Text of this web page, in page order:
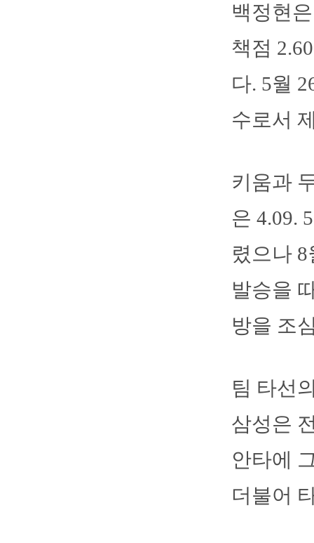
백정현
책점
다. 5월
수로서
키움과
은 4.09.
렸으나
발승을
방을 조
팀 타선
삼성은
안타에
더불어